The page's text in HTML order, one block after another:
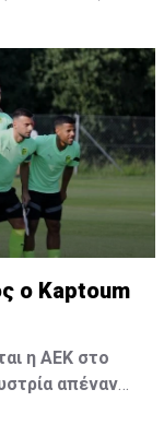
(65' Sol),
Καψής, Sol,
Facundo,
Raul, Szor,
Ilievski,
Szeles,
ο Kaptoum
η ΑΕΚ στο
απέναντι